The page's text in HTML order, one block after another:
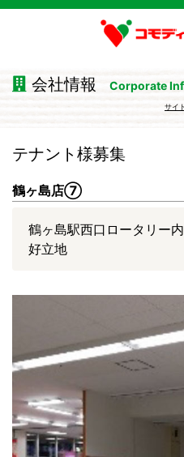
会社情報 Corporate
サイ
テナント様募集
鶴ヶ島店⑦
鶴ヶ島駅西口ロータリー
好立地